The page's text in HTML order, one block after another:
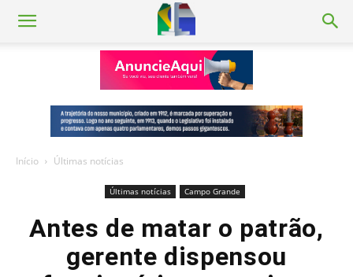
Início Últimas notícias
Últimas notícias Campo Grande
Antes de matar o patrão,
gerente dispensou